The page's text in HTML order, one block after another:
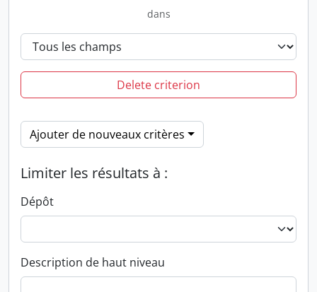
dans
Delete criterion
Ajouter de nouveaux critères
Limiter les résultats à :
Dépôt
Description de haut niveau